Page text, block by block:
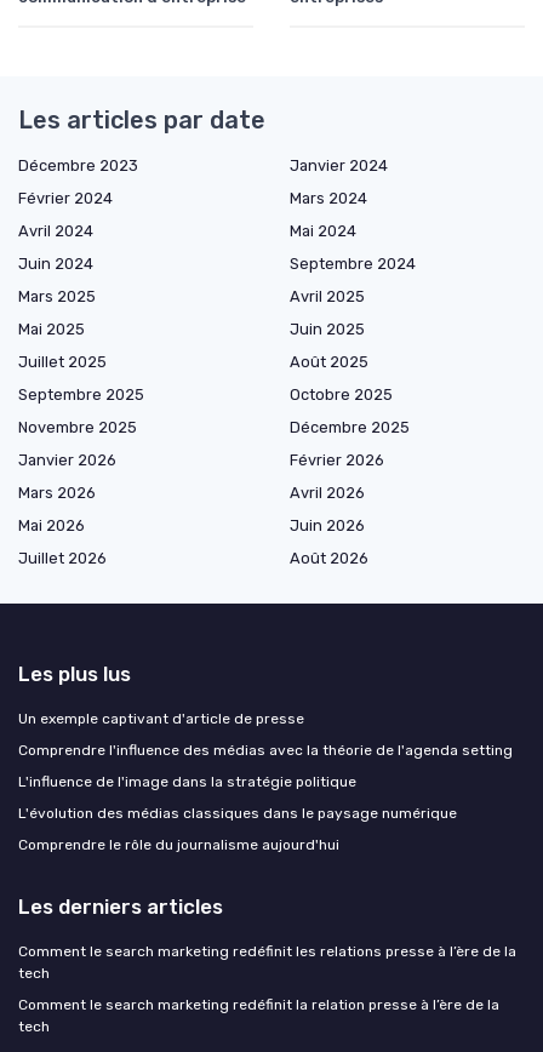
Les articles par date
Décembre 2023
Janvier 2024
Février 2024
Mars 2024
Avril 2024
Mai 2024
Juin 2024
Septembre 2024
Mars 2025
Avril 2025
Mai 2025
Juin 2025
Juillet 2025
Août 2025
Septembre 2025
Octobre 2025
Novembre 2025
Décembre 2025
Janvier 2026
Février 2026
Mars 2026
Avril 2026
Mai 2026
Juin 2026
Juillet 2026
Août 2026
Les plus lus
Un exemple captivant d'article de presse
Comprendre l'influence des médias avec la théorie de l'agenda setting
L'influence de l'image dans la stratégie politique
L'évolution des médias classiques dans le paysage numérique
Comprendre le rôle du journalisme aujourd'hui
Les derniers articles
Comment le search marketing redéfinit les relations presse à l’ère de la
tech
Comment le search marketing redéfinit la relation presse à l’ère de la
tech